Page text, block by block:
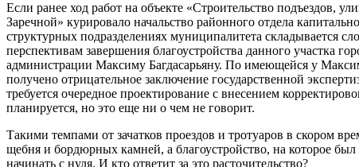
Если ранее ход работ на объекте «Строительство подъездов,
Заречной» курировало начальство районного отдела
структурных подразделениях муниципалитета складывается
перспективам завершения благоустройства данного участка
администрации Максиму Багдасарьяну. По имеющейся у
получено отрицательное заключение государственной
требуется очередное проектирование с внесением
планируется, но это еще ни о чем не говорит.
Такими темпами от зачатков проездов и тротуаров в скором
щебня и бордюрных камней, а благоустройство, на которое
начинать с нуля. И кто ответит за это расточительство?